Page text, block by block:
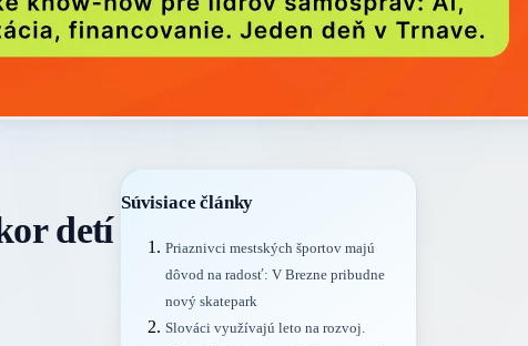
detí
Súvisiace články
Priaznivci mestských športov majú
dôvod na radosť: V Brezne pribudne
nový skatepark
Slováci využívajú leto na rozvoj.